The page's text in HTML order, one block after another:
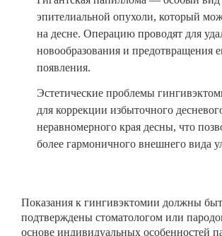
эпителиальной опухоли, который
на десне. Операцию проводят для
новообразования и предотвращения
появления.
Эстетические проблемы
для коррекции избыточного
неравномерного края десны, что
более гармоничного внешнего вида
Показания к гингивэктомии должны
подтверждены стоматологом или
основе индивидуальных особенностей